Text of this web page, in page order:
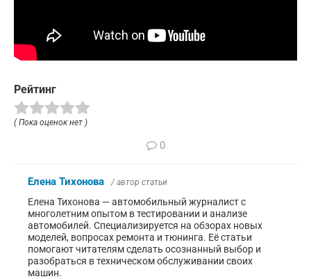
Рейтинг
( Пока оценок нет )
0
Елена Тихонова / автор статьи
Елена Тихонова — автомобильный журналист с
многолетним опытом в тестировании и анализе
автомобилей. Специализируется на обзорах новых
моделей, вопросах ремонта и тюнинга. Её статьи
помогают читателям сделать осознанный выбор и
разобраться в техническом обслуживании своих
машин.